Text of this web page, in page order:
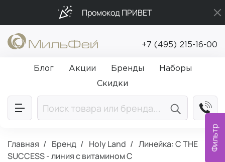
Фильтр
Промокод ПРИВЕТ
Бесплатная доставка от 5 000₽
Подарки в каждый заказ от 5 000₽
+7 (495) 215-16-00
Блог Акции Бренды
Наборы
Скидки
Главная Бренд Holy Land
Линейка: C THE
SUCCESS - линия с витамином C